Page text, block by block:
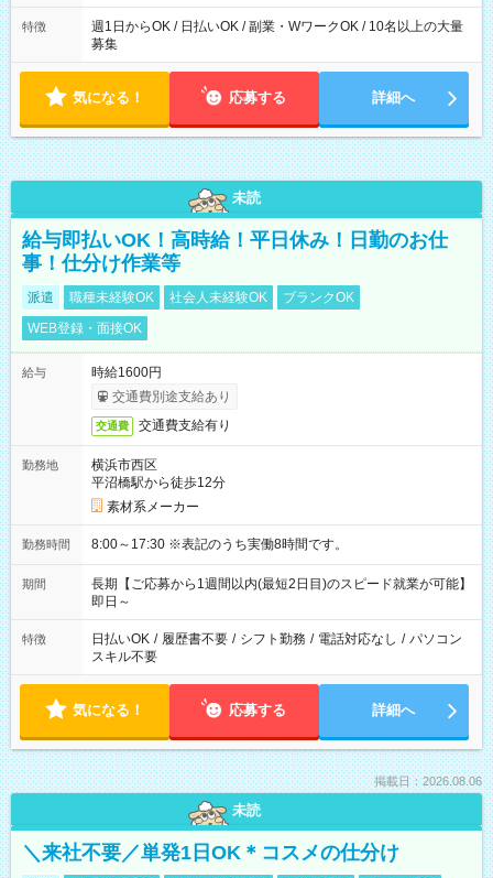
特徴
週1日からOK / 日払いOK / 副業・WワークOK / 10名以上の大量
募集
気になる！ 応募する 詳細へ
未読
給与即払いOK！高時給！平日休み！日勤のお仕
事！仕分け作業等
派遣 職種未経験OK 社会人未経験OK
ブランクOK
WEB登録・面接OK
給与
時給1600円
交通費別途支給あり
交通費 交通費支給有り
勤務地
横浜市西区
平沼橋駅から徒歩12分
素材系メーカー
勤務時間 8:00～17:30 ※表記のうち実働8時間です。
期間
長期【ご応募から1週間以内(最短2日目)のスピード就業が可能】
即日～
特徴 日払いOK / 履歴書不要 / シフト勤務 / 電話対応なし / パソコン
スキル不要
気になる！ 応募する 詳細へ
掲載日：2026.08.06
未読
＼来社不要／単発1日OK＊コスメの仕分け